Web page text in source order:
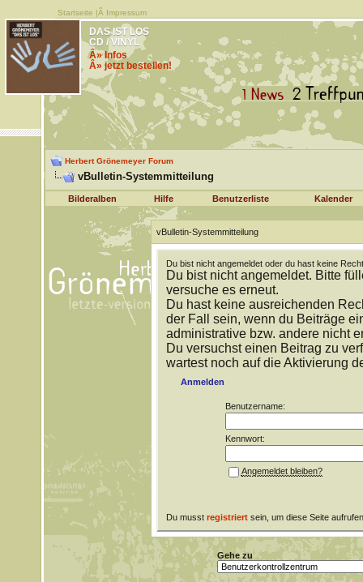
Startseite |Â Impressum
DAS IST LOS
CD / VINYL
Â» Infos
Â» jetzt bestellen!
Herbert Grönemeyer Forum
vBulletin-Systemmitteilung
Bilderalben Hilfe Benutzerliste Kalender
vBulletin-Systemmitteilung
Du bist nicht angemeldet oder du hast keine
Du bist nicht angemeldet. Bitte
versuche es erneut.
Du hast keine ausreichenden
der Fall sein, wenn du Beiträge
administrative bzw. andere nicht
Du versuchst einen Beitrag zu
wartest noch auf die Aktivierung
Anmelden
Benutzername:
Kennwort:
Angemeldet bleiben?
Du musst registriertsein, um diese Seite
Gehe zu